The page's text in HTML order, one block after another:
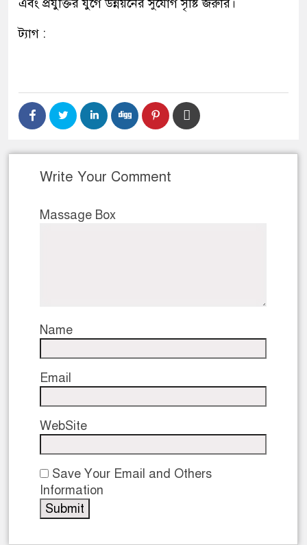
এবং প্রযুক্তির যুগে উন্নয়নের সুযোগ সৃষ্টি জরুরি।
ট্যাগ :
Write Your Comment
Massage Box
Name
Email
WebSite
Save Your Email and Others
Information